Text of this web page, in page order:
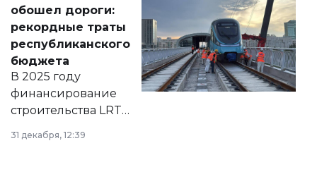
появился в базе
нормативных
правовых актов и
на сайте маслихат
города.
обошел дороги:
рекордные траты
республиканского
бюджета
В 2025 году
финансирование
строительства LRT
в Астане из
республиканского
31 декабря, 12:39